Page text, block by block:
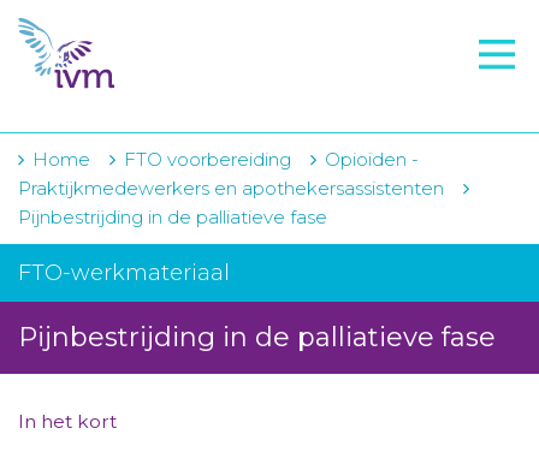
VMI
FTO voorbereiding
IVM-academie
Zorginstellingen
Projecten
Actueel
Home FTO voorbereiding
Opioïden -
Praktijkmedewerkers en apothekersassistenten
Pijnbestrijding in de palliatieve fase
FTO-werkmateriaal
Pijnbestrijding in de palliatieve fase
In het kort